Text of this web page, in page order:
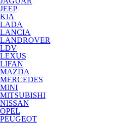
JEEP
KIA
LADA
LANCIA
LANDROVER
LDV
LEXUS
LIFAN
MAZDA
MERCEDES
MINI
MITSUBISHI
NISSAN
OPEL
PEUGEOT